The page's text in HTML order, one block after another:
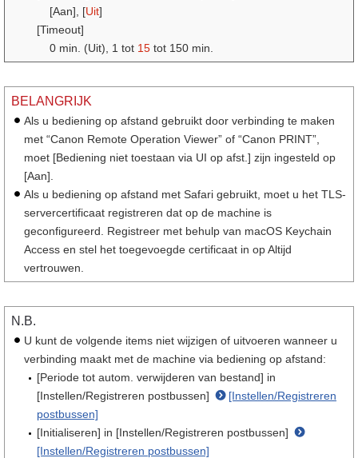
[Aan], [Uit]
[Timeout]
0 min. (Uit), 1 tot 15 tot 150 min.
BELANGRIJK
Als u bediening op afstand gebruikt door verbinding te maken
met “Canon Remote Operation Viewer” of “Canon PRINT”,
moet [Bediening niet toestaan via UI op afst.] zijn ingesteld op
[Aan].
Als u bediening op afstand met Safari gebruikt, moet u het TLS-
servercertificaat registreren dat op de machine is
geconfigureerd. Registreer met behulp van macOS Keychain
Access en stel het toegevoegde certificaat in op Altijd
vertrouwen.
N.B.
U kunt de volgende items niet wijzigen of uitvoeren wanneer u
verbinding maakt met de machine via bediening op afstand:
[Periode tot autom. verwijderen van bestand] in
[Instellen/Registreren postbussen]
[Instellen/Registreren
postbussen]
[Initialiseren] in [Instellen/Registreren postbussen]
[Instellen/Registreren postbussen]